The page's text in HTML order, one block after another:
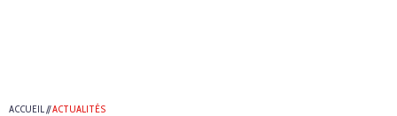
ACCUEIL//ACTUALITÉS